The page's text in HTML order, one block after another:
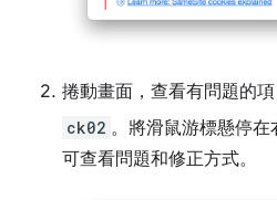
捲動畫面，查看有問題的
ck02 。將滑鼠游標懸停在
可查看問題和修正方式。